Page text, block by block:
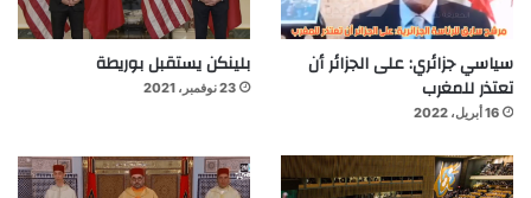
سياسي جزائري: على الجزائر أن
تعتذر للمغرب
16 أبريل، 2022
بلينكن يستقبل بوريطة
23 نوفمبر، 2021